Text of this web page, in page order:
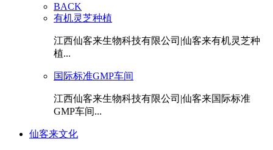
BACK
有机灵芝种植
江西仙客来生物科技有限公司|仙客来有机灵芝种
植...
国际标准GMP车间
江西仙客来生物科技有限公司|仙客来国际标准
GMP车间...
仙客来文化